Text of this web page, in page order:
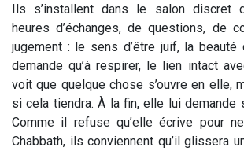
Ils s’installent dans le salon discret
heures d’échanges, de questions, de
jugement : le sens d’être juif, la beauté
demande qu’à respirer, le lien intact
voit que quelque chose s’ouvre en elle,
si cela tiendra. À la fin, elle lui demande
Comme il refuse qu’elle écrive pour
Chabbath, ils conviennent qu’il glissera